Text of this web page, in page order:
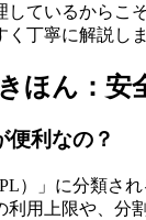
しているからこ
丁寧に解説し
ほん：安
便利なの？
）」に分類さ
利用上限や、分